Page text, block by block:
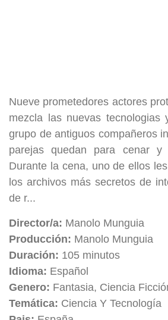
Nueve prometedores actores
mezcla las nuevas
grupo de antiguos compañeros
parejas quedan para cenar
Durante la cena, uno de ellos
los archivos más secretos de
de r...
Director/a: Manolo Munguia
Producción: Manolo Munguia
Duración: 105 minutos
Idioma: Español
Genero: Fantasia, Ciencia
Temática: Ciencia Y Tecnología